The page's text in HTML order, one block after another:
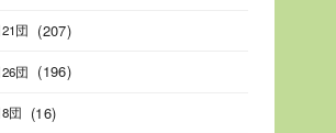
団 (207)
団 (196)
団 (16)